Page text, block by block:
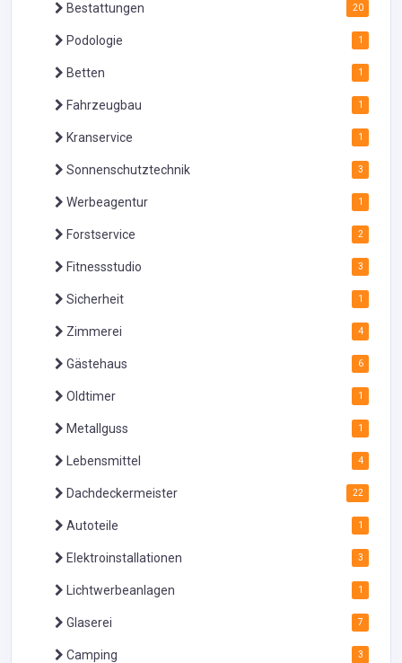
Bestattungen 20
Podologie 1
Betten 1
Fahrzeugbau 1
Kranservice 1
Sonnenschutztechnik 3
Werbeagentur 1
Forstservice 2
Fitnessstudio 3
Sicherheit 1
Zimmerei 4
Gästehaus 6
Oldtimer 1
Metallguss 1
Lebensmittel 4
Dachdeckermeister 22
Autoteile 1
Elektroinstallationen 3
Lichtwerbeanlagen 1
Glaserei 7
Camping 3